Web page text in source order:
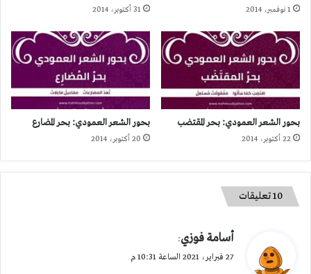
1 نوفمبر، 2014 31 أكتوبر، 2014
بحور الشعر العمودي: بحر المقتضب
22 أكتوبر، 2014
بحور الشعر العمودي: بحر المضارع
20 أكتوبر، 2014
‫10 تعليقات
يأسامة فوزي:
27 فبراير، 2021 الساعة 10:31 م